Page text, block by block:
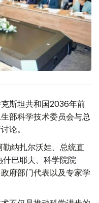
斯坦共和国2036年前
部科学技术委员会与总
论。
勒纳扎尔沃娃、总统直
什巴耶夫、科学院院
府部门代表以及专家学